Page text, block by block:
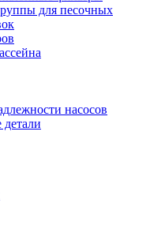
для песочных
насосов
детали